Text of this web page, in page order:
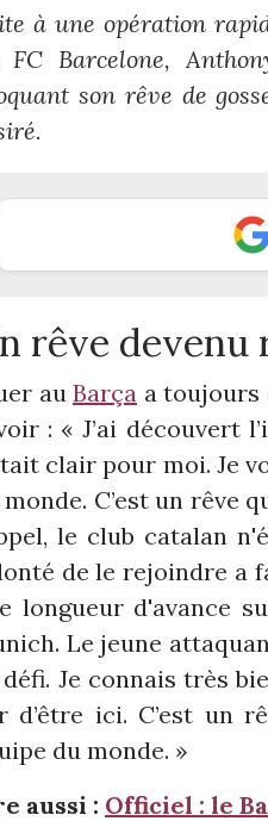
à une opération
FC Barcelone,
son rêve de
rêve devenu
au Barça a toujours
: « J’ai découvert
clair pour moi. Je
C’est un rêve
le club catalan
de le rejoindre a
longueur d'avance
Le jeune
Je connais très
d’être ici. C’est un
du monde. »
aussi : Officiel : le